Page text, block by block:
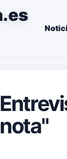
nota"